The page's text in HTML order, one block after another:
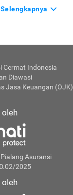
Selengkapnya
Cermat Indonesia
Diawasi
Jasa Keuangan (OJK)
oleh
Asuransi
2025
oleh